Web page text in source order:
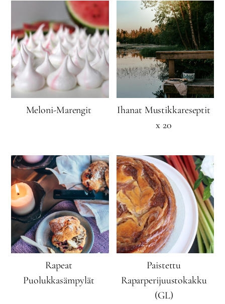
Meloni-Marengit
Ihanat Mustikkareseptit
x 20
Rapeat
Puolukkasämpylät
Paistettu
Raparperijuustokakku
(GL)